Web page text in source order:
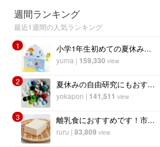
週間ランキング
最近1週間の人気ランキング
1
小学1年生初めての夏休み...
yuma | 159,330 view
2 夏休みの自由研究にもおす...
yokapon | 141,511 view
3 離乳食におすすめです！市...
ruru | 83,809 view